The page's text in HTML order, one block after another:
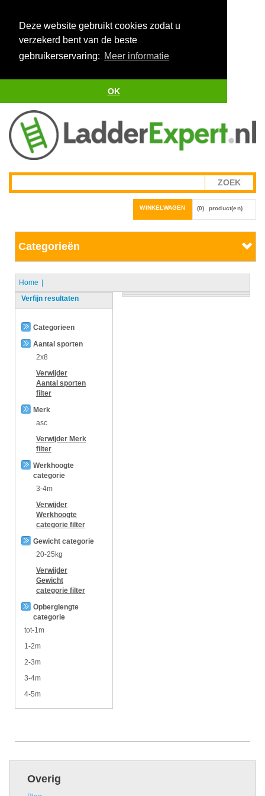
Deze website gebruikt cookies zodat u
verzekerd bent van de beste
gebruikerservaring: Meer informatie
OK
WINKELWAGEN (0) product(en)
Categorieën
Home
Verfijn resultaten
Categorieen
Aantal sporten
2x8
Verwijder
Aantal sporten
filter
Merk
asc
Verwijder Merk
filter
Werkhoogte
categorie
3-4m
Verwijder
Werkhoogte
categorie filter
Gewicht categorie
20-25kg
Verwijder
Gewicht
categorie filter
Opberglengte
categorie
tot-1m
1-2m
2-3m
3-4m
4-5m
Overig